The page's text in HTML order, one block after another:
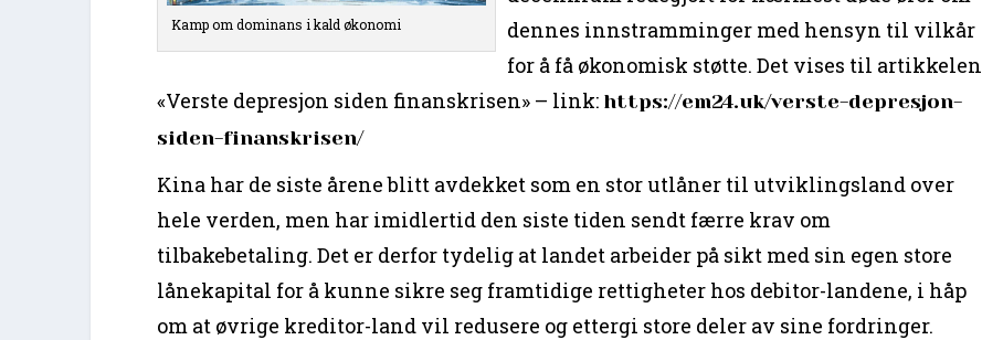
Kamp om dominans i kald økonomi
dennes innstramminger med hensyn til vilkår
for å få økonomisk støtte. Det vises til artikkelen
«Verste depresjon siden finanskrisen» – link: https://em24.uk/verste-depresjon-
siden-finanskrisen/
Kina har de siste årene blitt avdekket som en stor utlåner til utviklingsland over
hele verden, men har imidlertid den siste tiden sendt færre krav om
tilbakebetaling. Det er derfor tydelig at landet arbeider på sikt med sin egen store
lånekapital for å kunne sikre seg framtidige rettigheter hos debitor-landene, i håp
om at øvrige kreditor-land vil redusere og ettergi store deler av sine fordringer.